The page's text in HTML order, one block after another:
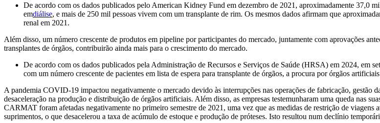
De acordo com os dados publicados pelo American Kidney Fund em dezembro de 2021, aproximadamente 37,0
emdiálise, e mais de 250 mil pessoas vivem com um transplante de rim. Os mesmos dados afirmam que
renal em 2021.
Além disso, um número crescente de produtos em pipeline por participantes do mercado, juntamente com aprovações
transplantes de órgãos, contribuirão ainda mais para o crescimento do mercado.
De acordo com os dados publicados pela Administração de Recursos e Serviços de Saúde (HRSA) em 2024, em
com um número crescente de pacientes em lista de espera para transplante de órgãos, a procura por órgãos
A pandemia COVID-19 impactou negativamente o mercado devido às interrupções nas operações de fabricação, gestão
desaceleração na produção e distribuição de órgãos artificiais. Além disso, as empresas testemunharam uma queda nas
CARMAT foram afetadas negativamente no primeiro semestre de 2021, uma vez que as medidas de restrição de viagens
suprimentos, o que desacelerou a taxa de acúmulo de estoque e produção de próteses. Isto resultou num declínio